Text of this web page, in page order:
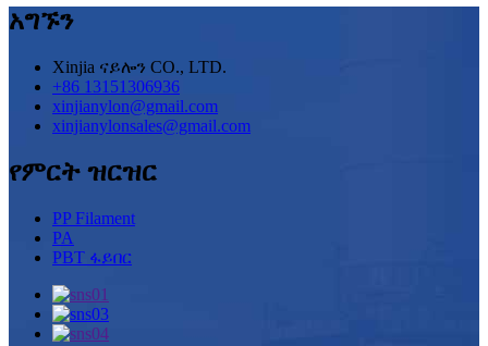
አግኙን
Xinjia ናይሎን CO., LTD.
+86 13151306936
xinjianylon@gmail.com
xinjianylonsales@gmail.com
የምርት ዝርዝር
PP Filament
PA
PBT ፋይበር